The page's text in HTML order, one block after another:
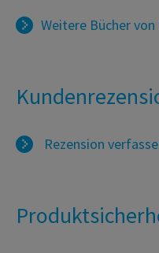
Weitere Bücher von
Rezension